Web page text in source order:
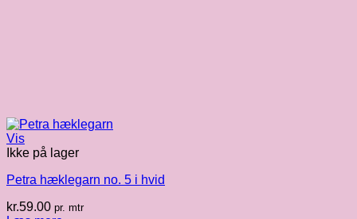
Vis
Ikke på lager
Petra hæklegarn no. 5 i hvid
kr.59.00 pr. mtr